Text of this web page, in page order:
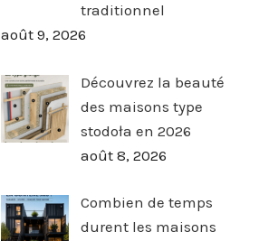
traditionnel
août 9, 2026
Découvrez la beauté
des maisons type
stodoła en 2026
août 8, 2026
Combien de temps
durent les maisons